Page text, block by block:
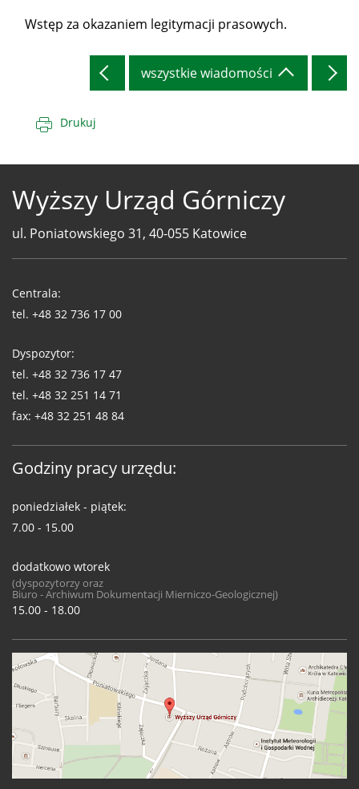
Wstęp za okazaniem legitymacji prasowych.
wszystkie wiadomości
Drukuj
Wyższy Urząd Górniczy
ul. Poniatowskiego 31, 40-055 Katowice
WUG
Centrala:
tel. +48 32 736 17 00
Dyspozytor:
tel. +48 32 736 17 47
tel. +48 32 251 14 71
fax: +48 32 251 48 84
Godziny pracy urzędu:
poniedziałek - piątek:
7.00 - 15.00
dodatkowo wtorek
(dyspozytorzy oraz
Biuro - Archiwum Dokumentacji Mierniczo-Geologicznej)
15.00 - 18.00